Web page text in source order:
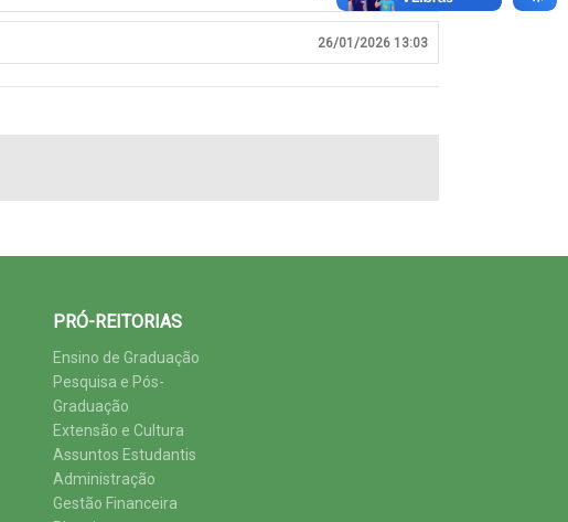
26/01/2026 13:03
PRÓ-REITORIAS
Ensino de Graduação
Pesquisa e Pós-
Graduação
Extensão e Cultura
Assuntos Estudantis
Administração
Gestão Financeira